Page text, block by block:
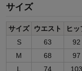
サイズ
サイズ ウエスト ヒッ
S
63 92
M
68 97
L
74 103